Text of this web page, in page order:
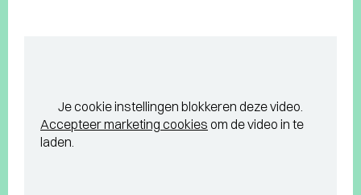
Je cookie instellingen blokkeren deze video.
Accepteer marketing cookies om de video in te
laden.